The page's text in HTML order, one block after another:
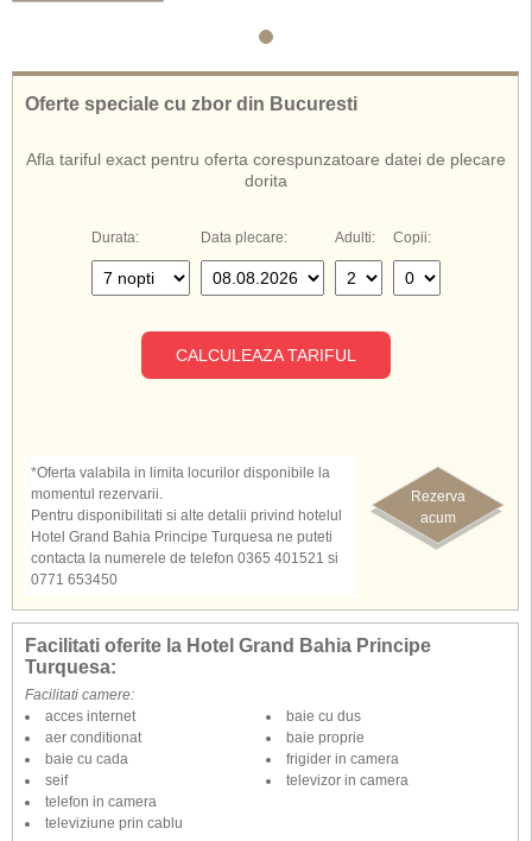
Hotelul Grand Bahia Principe Turquesa ofera servicii cu All Inclusive
Oferte speciale cu zbor din Bucuresti
Afla tariful exact pentru oferta corespunzatoare datei de plecare
dorita
Durata: Data plecare: Adulti: Copii:
CALCULEAZA TARIFUL
Rezerva
acum
*Oferta valabila in limita locurilor disponibile la
momentul rezervarii.
Pentru disponibilitati si alte detalii privind hotelul
Hotel Grand Bahia Principe Turquesa ne puteti
contacta la numerele de telefon 0365 401521 si
0771 653450
Facilitati oferite la Hotel Grand Bahia Principe
Turquesa:
Facilitati camere:
acces internet
aer conditionat
baie cu cada
baie cu dus
baie proprie
frigider in camera
seif
telefon in camera
televiziune prin cablu
televizor in camera